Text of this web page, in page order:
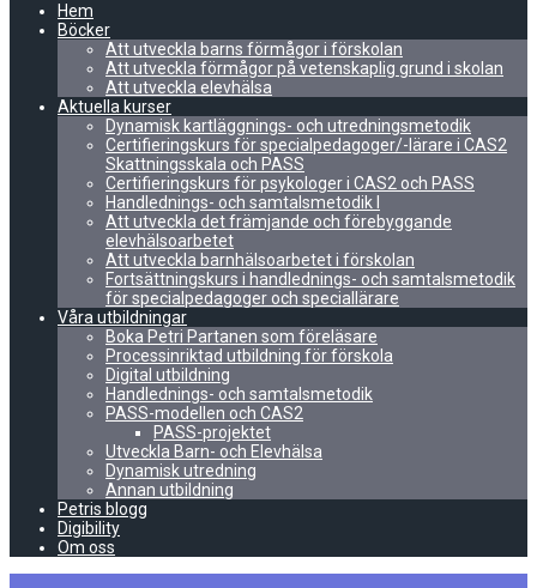
Hem
Böcker
Att utveckla barns förmågor i förskolan
Att utveckla förmågor på vetenskaplig grund i skolan
Att utveckla elevhälsa
Aktuella kurser
Dynamisk kartläggnings- och utredningsmetodik
Certifieringskurs för specialpedagoger/-lärare i CAS2
Skattningsskala och PASS
Certifieringskurs för psykologer i CAS2 och PASS
Handlednings- och samtalsmetodik I
Att utveckla det främjande och förebyggande
elevhälsoarbetet
Att utveckla barnhälsoarbetet i förskolan
Fortsättningskurs i handlednings- och samtalsmetodik
för specialpedagoger och speciallärare
Våra utbildningar
Boka Petri Partanen som föreläsare
Processinriktad utbildning för förskola
Digital utbildning
Handlednings- och samtalsmetodik
PASS-modellen och CAS2
PASS-projektet
Utveckla Barn- och Elevhälsa
Dynamisk utredning
Annan utbildning
Petris blogg
Digibility
Om oss